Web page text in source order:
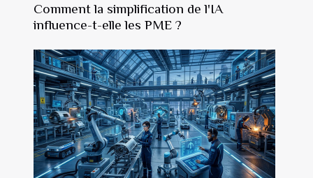
Comment la simplification de l'IA
influence-t-elle les PME ?